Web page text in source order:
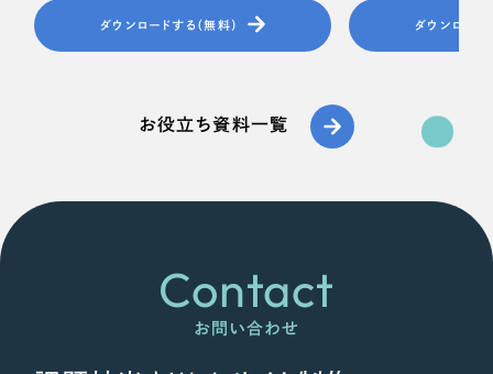
ダウンロードする（無料） ダウンロード
お役立ち資料一覧
Contact
お問い合わせ